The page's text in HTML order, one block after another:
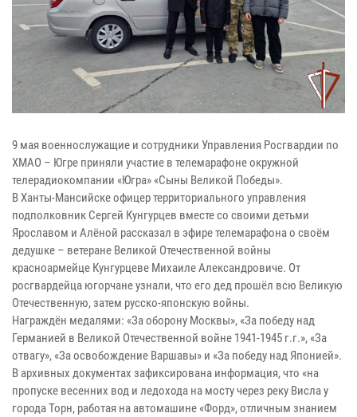
9 мая военнослужащие и сотрудники Управления Росгвардии по
ХМАО – Югре приняли участие в телемарафоне окружной
телерадиокомпании «Югра» «Сыны Великой Победы».
В Ханты-Мансийске офицер территориального управления
подполковник Сергей Кунгурцев вместе со своими детьми
Ярославом и Алёной рассказал в эфире телемарафона о своём
дедушке – ветеране Великой Отечественной войны
красноармейце Кунгурцеве Михаиле Александровиче. От
росгвардейца югорчане узнали, что его дед прошёл всю Великую
Отечественную, затем русско-японскую войны.
Награждён медалями: «За оборону Москвы», «За победу над
Германией в Великой Отечественной войне 1941-1945 г.г.», «За
отвагу», «За освобождение Варшавы» и «За победу над Японией».
В архивных документах зафиксирована информация, что «на
пропуске весенних вод и ледохода на мосту через реку Висла у
города Торн, работая на автомашине «Форд», отличным знанием